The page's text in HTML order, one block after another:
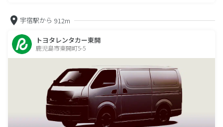
宇宿駅から 912m
トヨタレンタカー東開
鹿児島市東開町5-5